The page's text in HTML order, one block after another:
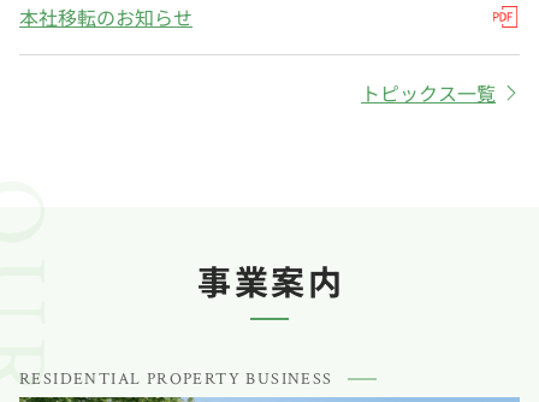
本社移転のお知らせ
トピックス一覧
事業案内
RESIDENTIAL PROPERTY BUSINESS